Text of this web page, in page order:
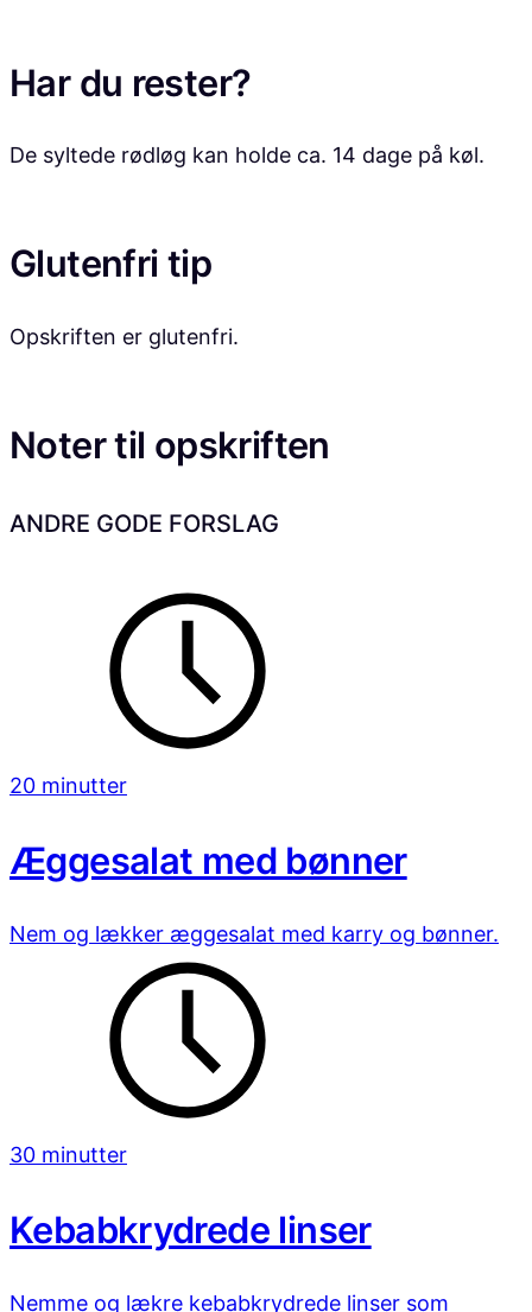
Har du rester?
De syltede rødløg kan holde ca. 14 dage på køl.
Glutenfri tip
Opskriften er glutenfri.
Noter til opskriften
ANDRE GODE FORSLAG
20 minutter
Æggesalat med bønner
Nem og lækker æggesalat med karry og bønner.
30 minutter
Kebabkrydrede linser
Nemme og lækre kebabkrydrede linser som